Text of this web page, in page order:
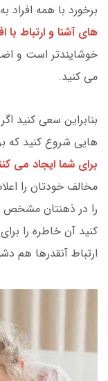
برخورد با همه
های آشنا و ارتباط
خوشایندتر است و
می کنید.
بنابراین سعی کنید
هایی شروع کنید که
برای شما ایجاد می
مخالف خودتان را
را در ذهنتان مشخص
کنید آن خاطره را
ارتباط آنقدرها هم